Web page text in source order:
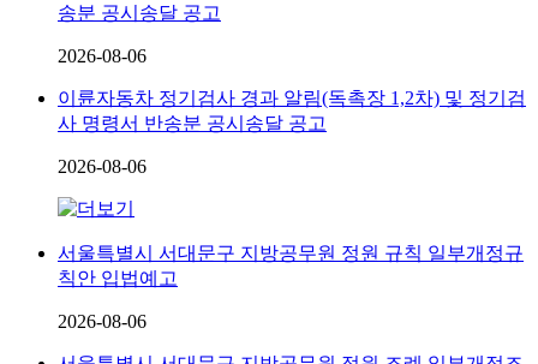
송분 공시송달 공고
2026-08-06
이륜자동차 정기검사 경과 알림(독촉장 1,2차) 및 정기검
사 명령서 반송분 공시송달 공고
2026-08-06
서울특별시 서대문구 지방공무원 정원 규칙 일부개정규
칙안 입법예고
2026-08-06